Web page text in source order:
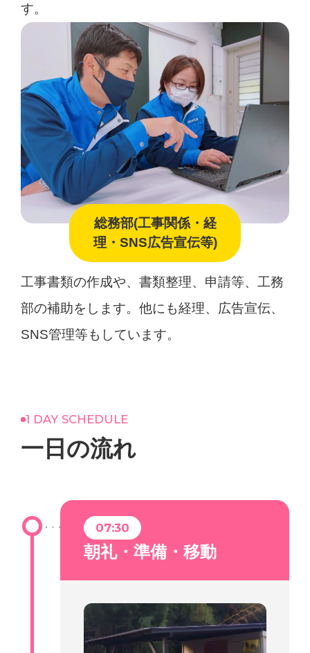
す。
総務部(工事関係・経
理・SNS広告宣伝等)
工事書類の作成や、書類整理、申請等、工務
部の補助をします。他にも経理、広告宣伝、
SNS管理等もしています。
1 DAY SCHEDULE
一日の流れ
07:30
朝礼・準備・移動